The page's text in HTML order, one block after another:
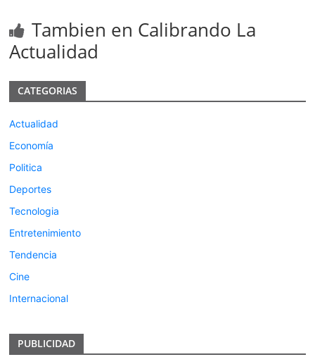
Tambien en Calibrando La
Actualidad
CATEGORIAS
Actualidad
Economía
Politica
Deportes
Tecnologia
Entretenimiento
Tendencia
Cine
Internacional
PUBLICIDAD